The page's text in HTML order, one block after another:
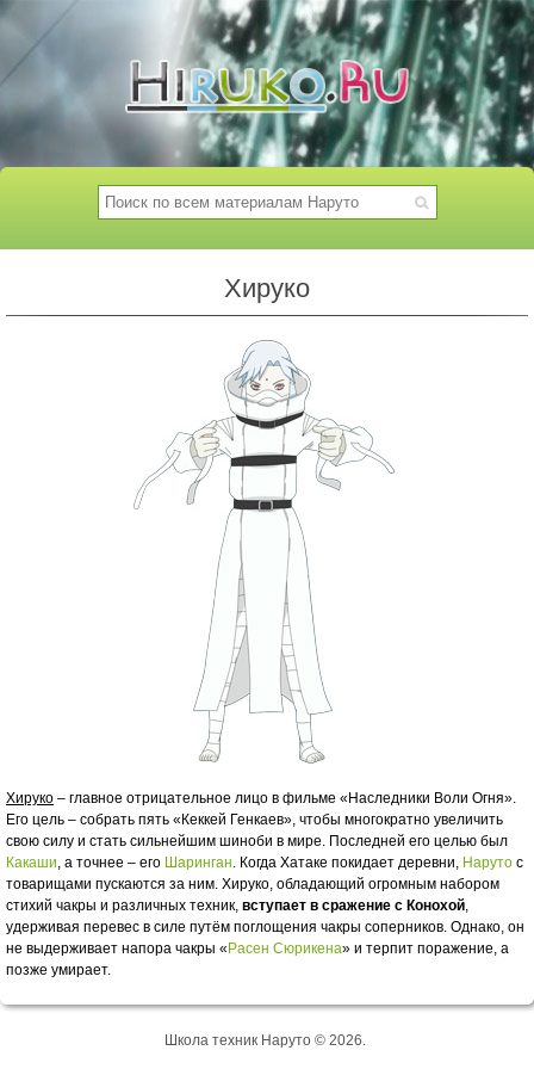
Хируко
Хируко – главное отрицательное лицо в фильме «Наследники Воли Огня».
Его цель – собрать пять «Кеккей Генкаев», чтобы многократно увеличить
свою силу и стать сильнейшим шиноби в мире. Последней его целью был
Какаши, а точнее – его Шаринган. Когда Хатаке покидает деревни, Наруто с
товарищами пускаются за ним. Хируко, обладающий огромным набором
стихий чакры и различных техник, вступает в сражение с Конохой,
удерживая перевес в силе путём поглощения чакры соперников. Однако, он
не выдерживает напора чакры « Расен Сюрикена» и терпит поражение, а
позже умирает.
Школа техник Наруто © 2026.